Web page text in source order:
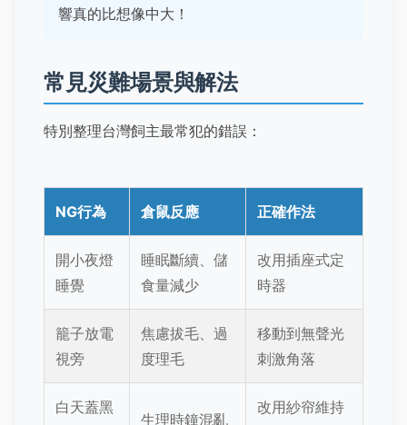
響真的比想像中大！
常見災難場景與解法
特別整理台灣飼主最常犯的錯誤：
NG行為 倉鼠反應 正確作法
開小夜燈
睡覺
睡眠斷續、儲
食量減少
改用插座式定
時器
籠子放電
視旁
焦慮拔毛、過
度理毛
移動到無聲光
刺激角落
白天蓋黑
生理時鐘混亂
改用紗帘維持